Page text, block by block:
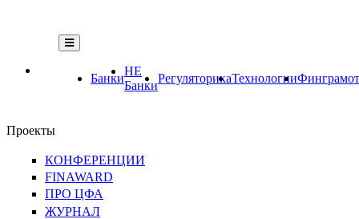
Банки
НЕ
Банки
РегуляторикаТехнологии
Проекты
КОНФЕРЕНЦИИ
FINAWARD
ПРО ЦФА
ЖУРНАЛ